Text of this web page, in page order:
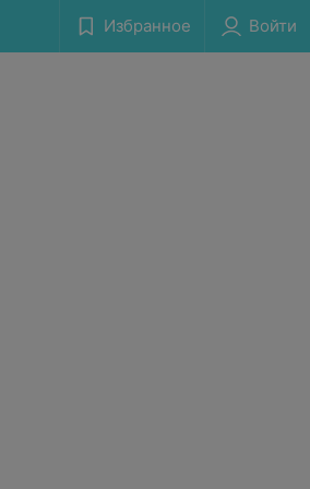
Избранное Войти